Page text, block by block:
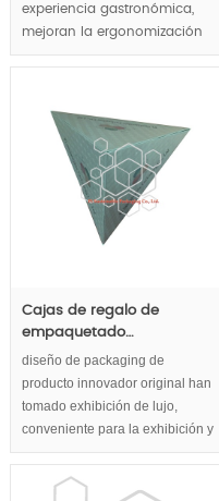
experiencia gastronómica,
mejoran la ergonomización
de la cocina y ahorran costes
estructura de cajas rígidas
dobles.
MOQ:1000pcs.
Cajas de regalo de
empaquetado…
diseño de packaging de
producto innovador original han
tomado exhibición de lujo,
conveniente para la exhibición y
almacenamiento, embalaje
sostenible,concepto de
envasado amigable de eco en